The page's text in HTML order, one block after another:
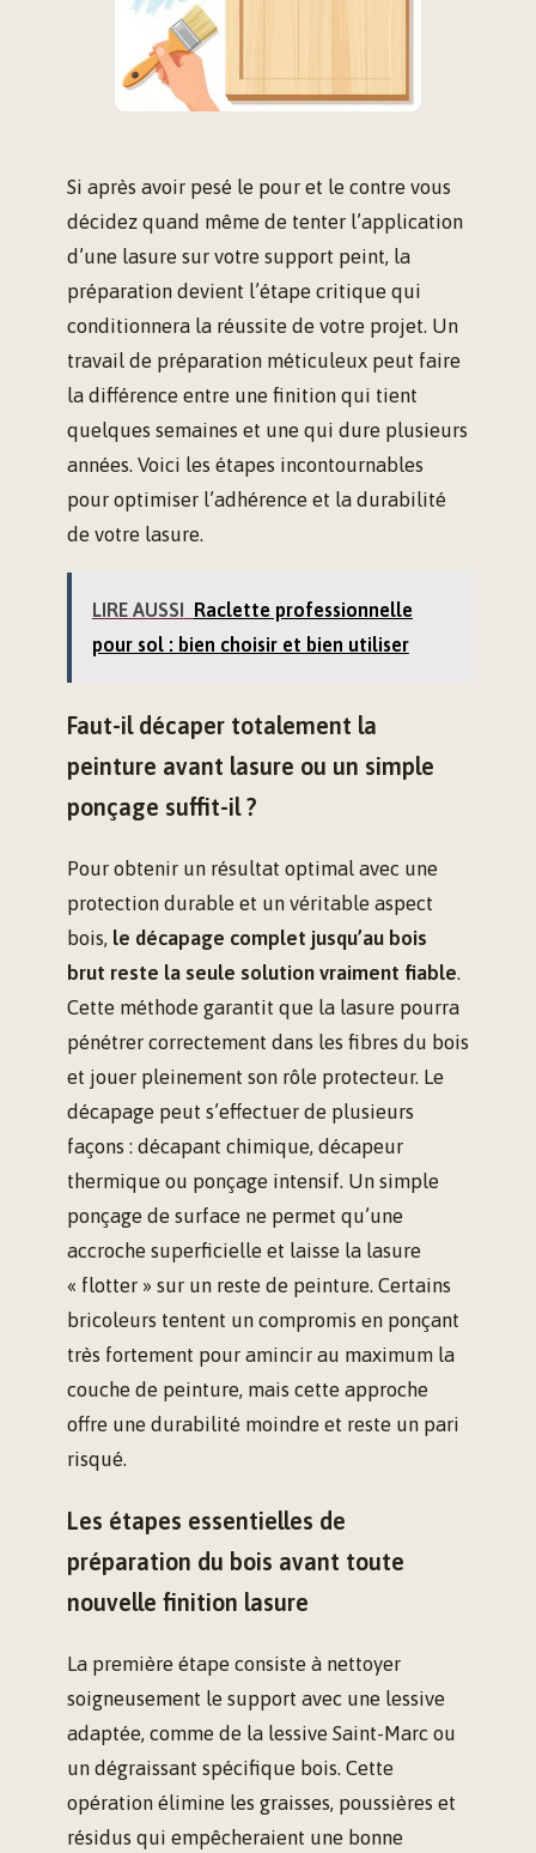
Si après avoir pesé le pour et le contre vous
décidez quand même de tenter l’application
d’une lasure sur votre support peint, la
préparation devient l’étape critique qui
conditionnera la réussite de votre projet. Un
travail de préparation méticuleux peut faire
la différence entre une finition qui tient
quelques semaines et une qui dure plusieurs
années. Voici les étapes incontournables
pour optimiser l’adhérence et la durabilité
de votre lasure.
LIRE AUSSI Raclette professionnelle
pour sol : bien choisir et bien utiliser
Faut-il décaper totalement la
peinture avant lasure ou un simple
ponçage suffit-il ?
Pour obtenir un résultat optimal avec une
protection durable et un véritable aspect
bois, le décapage complet jusqu’au bois
brut reste la seule solution vraiment fiable.
Cette méthode garantit que la lasure pourra
pénétrer correctement dans les fibres du bois
et jouer pleinement son rôle protecteur. Le
décapage peut s’effectuer de plusieurs
façons : décapant chimique, décapeur
thermique ou ponçage intensif. Un simple
ponçage de surface ne permet qu’une
accroche superficielle et laisse la lasure
« flotter » sur un reste de peinture. Certains
bricoleurs tentent un compromis en ponçant
très fortement pour amincir au maximum la
couche de peinture, mais cette approche
offre une durabilité moindre et reste un pari
risqué.
Les étapes essentielles de
préparation du bois avant toute
nouvelle finition lasure
La première étape consiste à nettoyer
soigneusement le support avec une lessive
adaptée, comme de la lessive Saint-Marc ou
un dégraissant spécifique bois. Cette
opération élimine les graisses, poussières et
résidus qui empêcheraient une bonne